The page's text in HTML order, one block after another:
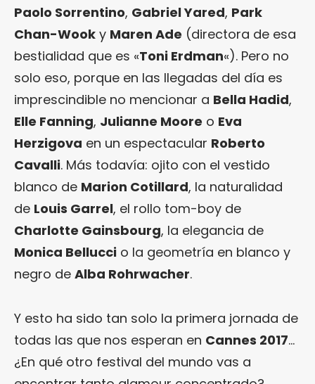
Paolo Sorrentino, Gabriel Yared, Park
Chan-Wook y Maren Ade (directora de esa
bestialidad que es «Toni Erdman«). Pero no
solo eso, porque en las llegadas del día es
imprescindible no mencionar a Bella Hadid,
Elle Fanning, Julianne Moore o Eva
Herzigova en un espectacular Roberto
Cavalli. Más todavía: ojito con el vestido
blanco de Marion Cotillard, la naturalidad
de Louis Garrel, el rollo tom-boy de
Charlotte Gainsbourg, la elegancia de
Monica Bellucci o la geometría en blanco y
negro de Alba Rohrwacher.
Y esto ha sido tan solo la primera jornada de
todas las que nos esperan en Cannes 2017…
¿En qué otro festival del mundo vas a